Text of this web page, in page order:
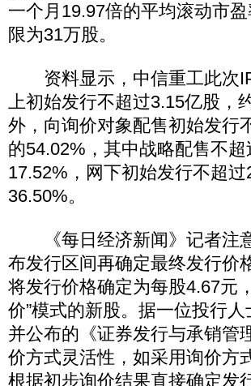
一个月19.97倍的平均滚动市
限为31万股。
资料显示，中信重工此次
上初始发行不超过3.15亿股，
外，向询价对象配售初始发行
的54.02%，其中战略配售不
17.52%，网下初始发行不超
36.50%。
《每日经济新闻》记者注
布发行区间再确定最终发行价
将发行价格确定为每股4.67元
价”模式的新股。据一位投行
并公布的《证券发行与承销管
价方式灵活性，如采用询价方
根据初步询价结果直接确定发